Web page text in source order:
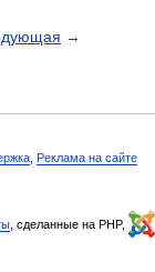
→
Реклама на сайте
, сделанные на PHP,